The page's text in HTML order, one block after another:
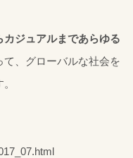
ジュアルまであらゆる
て、グローバルな社会を